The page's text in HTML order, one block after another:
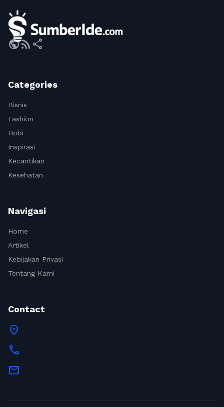
publicrss_feed share
Categories
Bisnis
Fashion
Hobi
Inspirasi
Kecantikan
Kesehatan
Navigasi
Home
Artikel
Kebijakan Privasi
Tentang Kami
Contact
location_on
call
mail